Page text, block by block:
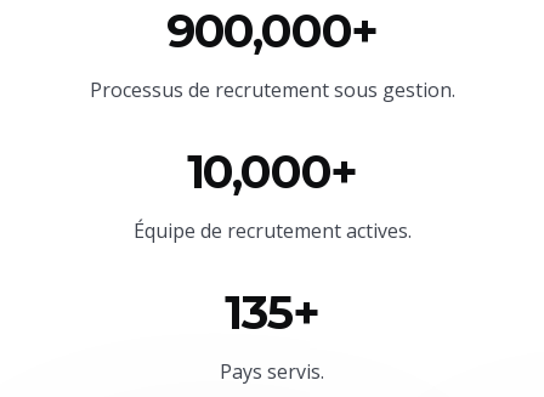
900,000+
Processus de recrutement sous gestion.
10,000+
Équipe de recrutement actives.
135+
Pays servis.